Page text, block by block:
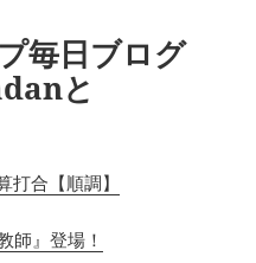
毎日ブログ
と
合【順調】
師』登場！